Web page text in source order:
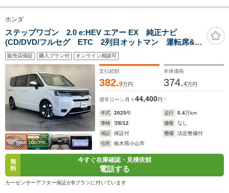
ホンダ
ステップワゴン 2.0 e:HEV エアー EX 純正ナビ
(CD/DVD/フルセグ ETC 2列目オットマン 運転席&助
手席シートヒーター 純正アルミホイール 全列USBチ
ャージャー 両側パワースライドドア シートヒータ
ー LEDヘッドライト
販売店保証 購入プラン付 オンライン相談可
支払総額
382.9万円
本体価格
374.4万円
通常ローン 月々44,400円
年式 2025年 走行 0.4万km
車検
'28/12 修復
なし
保証
保証付 整備
法定整備付
住所
栃木県小山市
無
料
今すぐ在庫確認・見積依頼
電話する
カーセンサーアフター保証がBプランに付いています